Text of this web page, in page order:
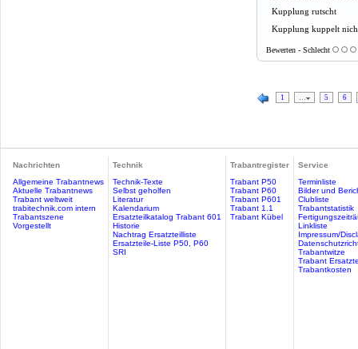
Kupplung rutscht
Kupplung kuppelt
Bewerten - Schlecht
1 5 6
Nachrichten
Allgemeine Trabantnews
Aktuelle Trabantnews
Trabant weltweit
trabitechnik.com intern
Trabantszene
Vorgestellt
Technik
Technik-Texte
Selbst geholfen
Literatur
Kalendarium
Ersatzteilkatalog Trabant 601
Historie
Nachtrag Ersatzteilliste
Ersatzteile-Liste P50, P60
SRI
Trabantregister
Trabant P50
Trabant P60
Trabant P601
Trabant 1.1
Trabant Kübel
Service
Terminliste
Bilder und
Clubliste
Trabantstatistik
Linkliste
Impressum/
Trabantwitze
Trabant
Trabantkosten